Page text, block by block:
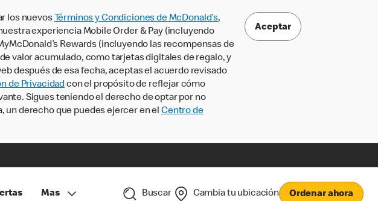
los nuevos Términos y Condiciones de McDonald’s,
experiencia Mobile Order & Pay (incluyendo
Rewards (incluyendo las recompensas de
valor acumulado, como tarjetas digitales de regalo, y
después de esa fecha, aceptas el acuerdo revisado
de Privacidadcon el propósito de reflejar cómo
Sigues teniendo el derecho de optar por no
un derecho que puedes ejercer en el Centro de
Aceptar
Mas Buscar Cambia tu ubicación Ordenar ahora